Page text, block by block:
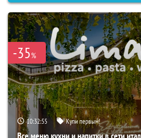
-35%
10:32:54 Купи первым!
Все меню кухни и напитки в сети